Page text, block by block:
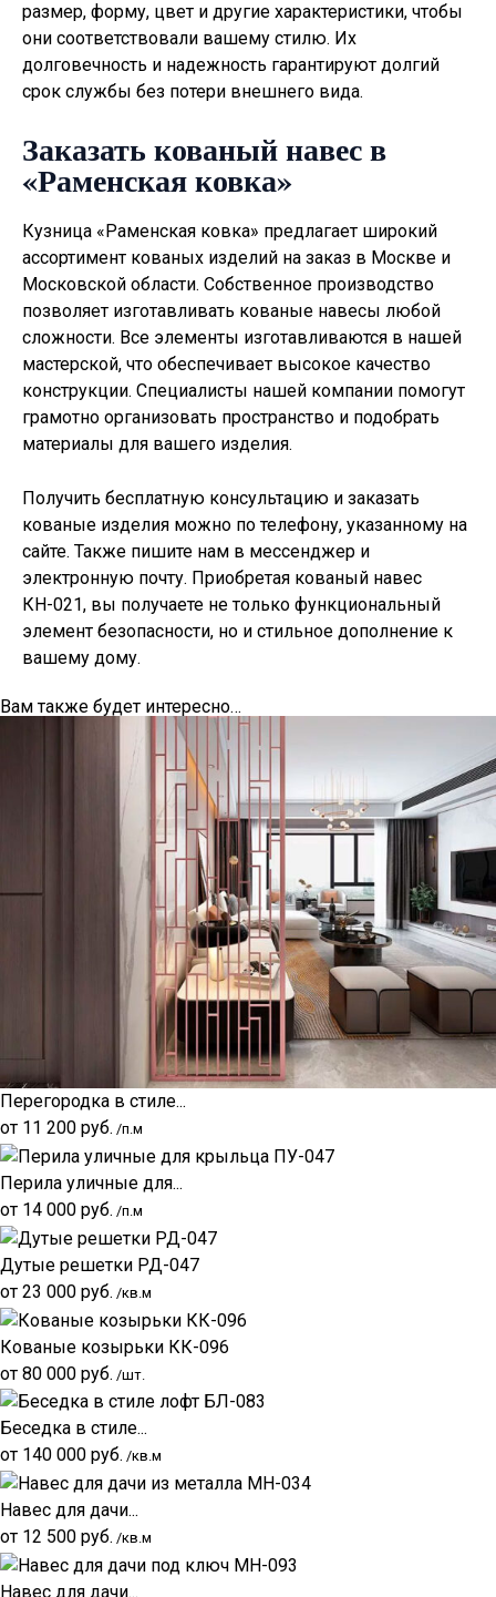
размер, форму, цвет и другие характеристики, чтобы
они соответствовали вашему стилю. Их
долговечность и надежность гарантируют долгий
срок службы без потери внешнего вида.
Заказать кованый навес в
«Раменская ковка»
Кузница «Раменская ковка» предлагает широкий
ассортимент кованых изделий на заказ в Москве и
Московской области. Собственное производство
позволяет изготавливать кованые навесы любой
сложности. Все элементы изготавливаются в нашей
мастерской, что обеспечивает высокое качество
конструкции. Специалисты нашей компании помогут
грамотно организовать пространство и подобрать
материалы для вашего изделия.
Получить бесплатную консультацию и заказать
кованые изделия можно по телефону, указанному на
сайте. Также пишите нам в мессенджер и
электронную почту. Приобретая кованый навес
КН-021, вы получаете не только функциональный
элемент безопасности, но и стильное дополнение к
вашему дому.
Вам также будет интересно…
Перегородка в стиле...
от 11 200 руб. /п.м
Перила уличные для...
от 14 000 руб. /п.м
Дутые решетки РД-047
от 23 000 руб. /кв.м
Кованые козырьки КК-096
от 80 000 руб. /шт.
Беседка в стиле...
от 140 000 руб. /кв.м
Навес для дачи...
от 12 500 руб. /кв.м
Навес для дачи...